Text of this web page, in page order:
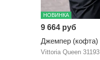
НОВИНКА
9 664 руб
Джемпер (кофта)
Vittoria Queen 31193